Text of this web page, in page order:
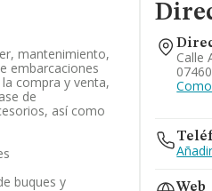
mantenimiento,
embarcaciones
compra y venta,
de
así como
buques y
Calle
Web